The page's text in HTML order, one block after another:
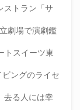
ストラン「サ
劇場で演劇鑑
トスイーツ東
ビングのライセ
去る人には幸